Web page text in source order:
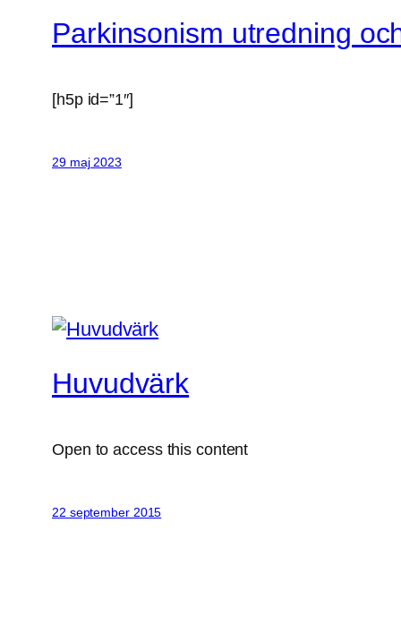
Parkinsonism utredning
[h5p id=”1″]
29 maj 2023
Huvudvärk
Open to access this content
22 september 2015